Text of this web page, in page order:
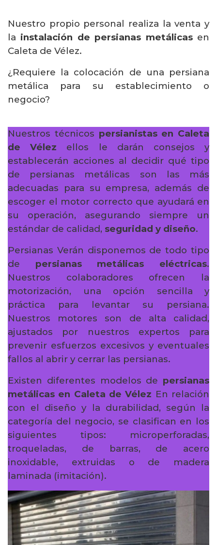
Nuestro propio personal realiza la venta y
la instalación de persianas metálicasen
Caleta de Vélez.
¿Requiere la colocación de una persiana
metálica para su establecimiento o
negocio?
Nuestros técnicos persianistas en Caleta
de Vélez ellos le darán consejos y
establecerán acciones al decidir qué tipo
de persianas metálicas son las más
adecuadas para su empresa, además de
escoger el motor correcto que ayudará en
su operación, asegurando siempre un
estándar de calidad, seguridad y diseño.
Persianas Verán disponemos de todo tipo
de persianas metálicas eléctricas.
Nuestros colaboradores ofrecen la
motorización, una opción sencilla y
práctica para levantar su persiana.
Nuestros motores son de alta calidad,
ajustados por nuestros expertos para
prevenir esfuerzos excesivos y eventuales
fallos al abrir y cerrar las persianas.
Existen diferentes modelos de persianas
metálicas en Caleta de Vélez En relación
con el diseño y la durabilidad, según la
categoría del negocio, se clasifican en los
siguientes tipos: microperforadas,
troqueladas, de barras, de acero
inoxidable, extruidas o de madera
laminada (imitación).